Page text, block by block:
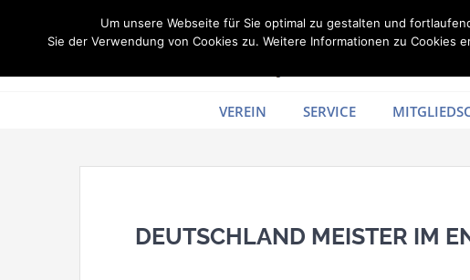
VEREIN SERVICE
DEUTSCHLAND MEISTER IM
Um unsere Webseite für Sie optimal zu gestalten und
Sie der Verwendung von Cookies zu. Weitere Informationen zu Cookies